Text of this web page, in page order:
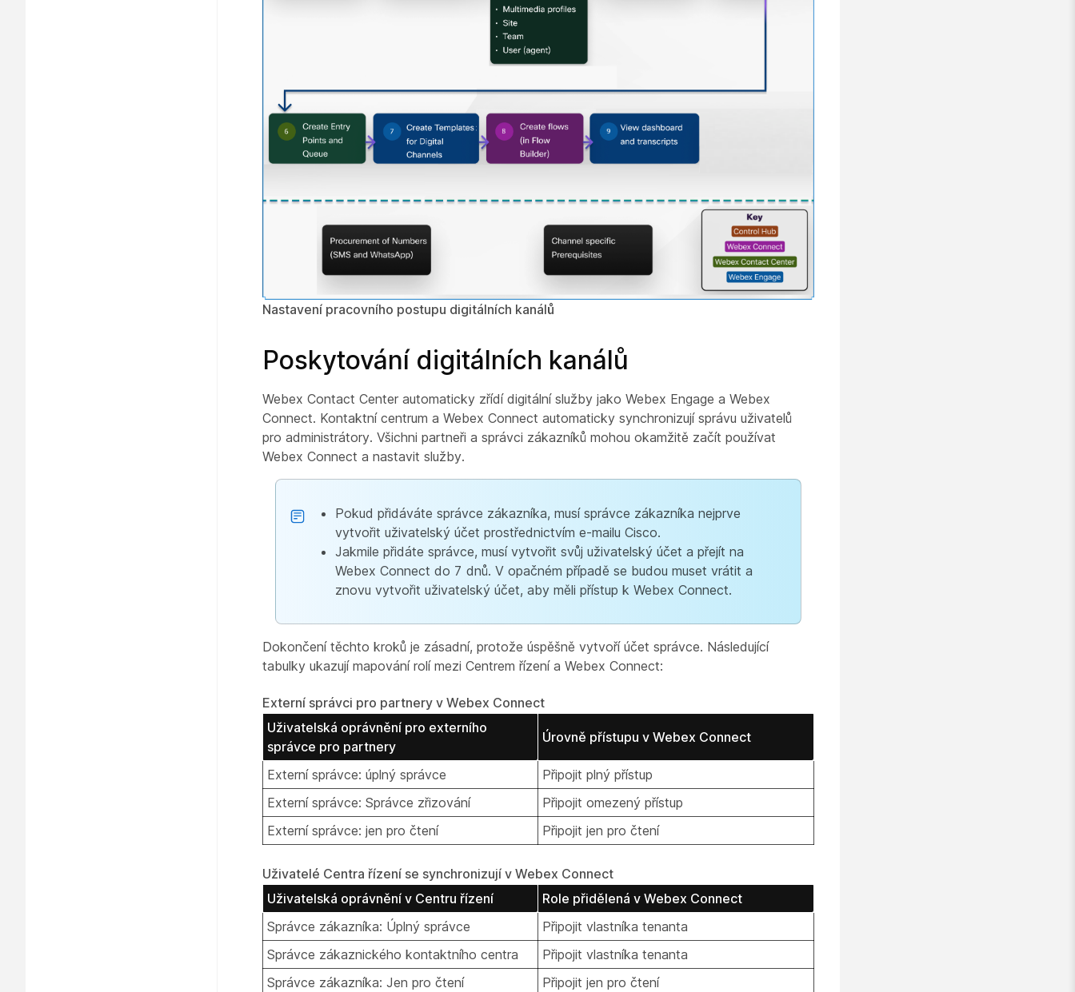
Nastavení pracovního postupu digitálních kanálů
Poskytování digitálních kanálů
Webex Contact Center automaticky zřídí digitální služby jako Webex Engage a Webex
Connect. Kontaktní centrum a Webex Connect automaticky synchronizují správu uživatelů
pro administrátory. Všichni partneři a správci zákazníků mohou okamžitě začít používat
Webex Connect a nastavit služby.
Pokud přidáváte správce zákazníka, musí správce zákazníka nejprve
vytvořit uživatelský účet prostřednictvím e-mailu Cisco.
Jakmile přidáte správce, musí vytvořit svůj uživatelský účet a přejít na
Webex Connect do 7 dnů. V opačném případě se budou muset vrátit a
znovu vytvořit uživatelský účet, aby měli přístup k Webex Connect.
Dokončení těchto kroků je zásadní, protože úspěšně vytvoří účet správce. Následující
tabulky ukazují mapování rolí mezi Centrem řízení a Webex Connect:
Externí správci pro partnery v Webex Connect
Uživatelská oprávnění pro externího
správce pro partnery
Úrovně přístupu v Webex Connect
Externí správce: úplný správce
Připojit plný přístup
Externí správce: Správce zřizování
Připojit omezený přístup
Externí správce: jen pro čtení
Připojit jen pro čtení
Uživatelé Centra řízení se synchronizují v Webex Connect
Uživatelská oprávnění v Centru řízení
Role přidělená v Webex Connect
Správce zákazníka: Úplný správce
Připojit vlastníka tenanta
Správce zákaznického kontaktního centra
Připojit vlastníka tenanta
Správce zákazníka: Jen pro čtení
Připojit jen pro čtení